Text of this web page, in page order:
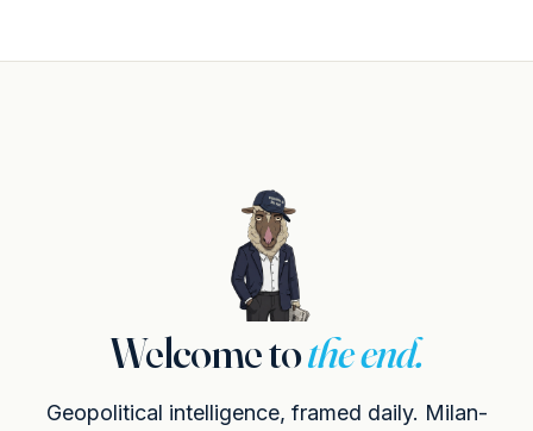
Welcome tothe end.
Geopolitical intelligence, framed daily. Milan-